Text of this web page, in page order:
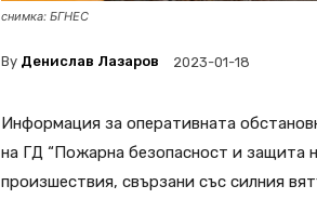
снимка: БГНЕС
By Денислав Лазаров 2023-01-18
Информация за оперативната
на ГД “Пожарна безопасност и защита
произшествия, свързани със силния